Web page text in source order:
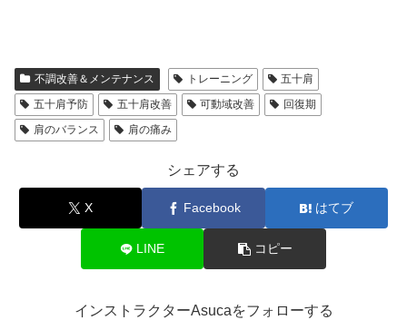
不調改善＆メンテナンス トレーニング
五十肩
五十肩予防
五十肩改善 可動域改善
回復期
肩のバランス
肩の痛み
シェアする
X Facebook はてブ
LINE コピー
インストラクターAsucaをフォローする